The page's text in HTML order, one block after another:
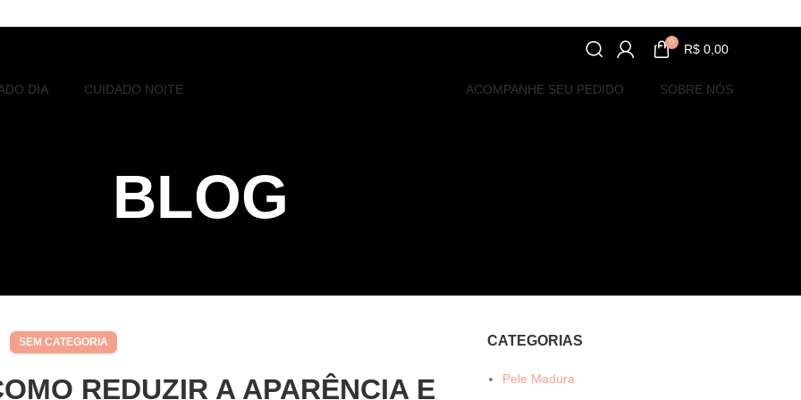
0 R$ 0,00
DIA CUIDADO NOITE ACOMPANHE SEU PEDIDO SOBRE NÓS
BLOG
SEM CATEGORIA
REDUZIR A APARÊNCIA E
CATEGORIAS
Pele Madura